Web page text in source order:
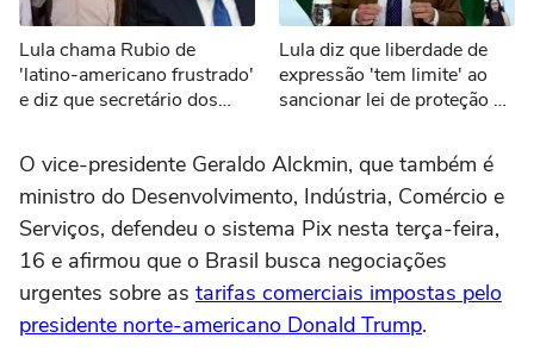
Lula chama Rubio de
'latino-americano frustrado'
e diz que secretário dos
Lula diz que liberdade de
expressão 'tem limite' ao
sancionar lei de proteção a
O vice-presidente Geraldo Alckmin, que também é
ministro do Desenvolvimento, Indústria, Comércio e
Serviços, defendeu o sistema Pix nesta terça-feira,
16 e afirmou que o Brasil busca negociações
urgentes sobre as tarifas comerciais impostas pelo
presidente norte-americano Donald Trump.